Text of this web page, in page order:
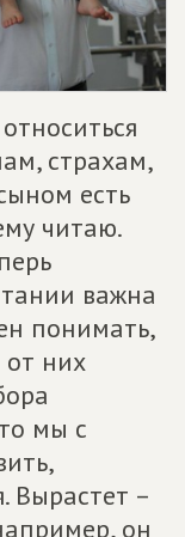
страхам,
есть
читаю.
важна
понимать,
от них
мы с
Вырастет –
он